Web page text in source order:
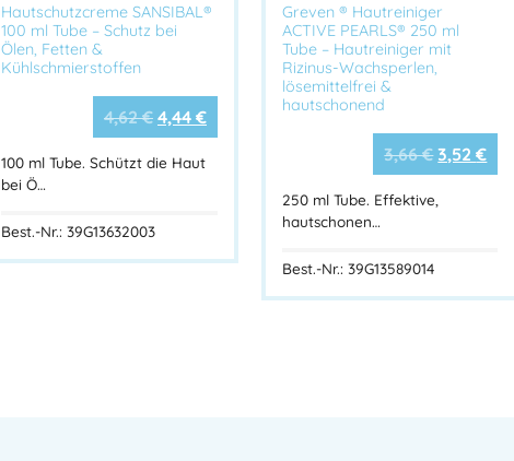
Lebensmittelindustrie
Metzgereien,
Technische Daten:
Produktname
NUTRI SAFE
Produkttyp
Hautschutzcreme SANSIBAL®
100 ml Tube – Schutz bei
Ölen, Fetten &
Kühlschmierstoffen
4,62€ 4,44 €
100 ml Tube. Schützt die Haut
bei Ö…
Best.-Nr.: 39G13632003
Greven ® Hautreiniger
ACTIVE PEARLS® 250 ml
Tube – Hautreiniger mit
Rizinus-Wachsperlen,
lösemittelfrei &
hautschonend
3,66€ 3,52€
250 ml Tube. Effektive,
hautschonen…
Best.-Nr.: 39G13589014